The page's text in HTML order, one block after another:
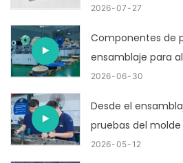
masa
2026 07 27
Componentes de
ensamblaje para
energía
2026 06 30
Desde el
pruebas del molde
2026 05 12